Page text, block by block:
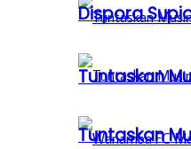
Tuntaskan
Dispora
Tuntaskan